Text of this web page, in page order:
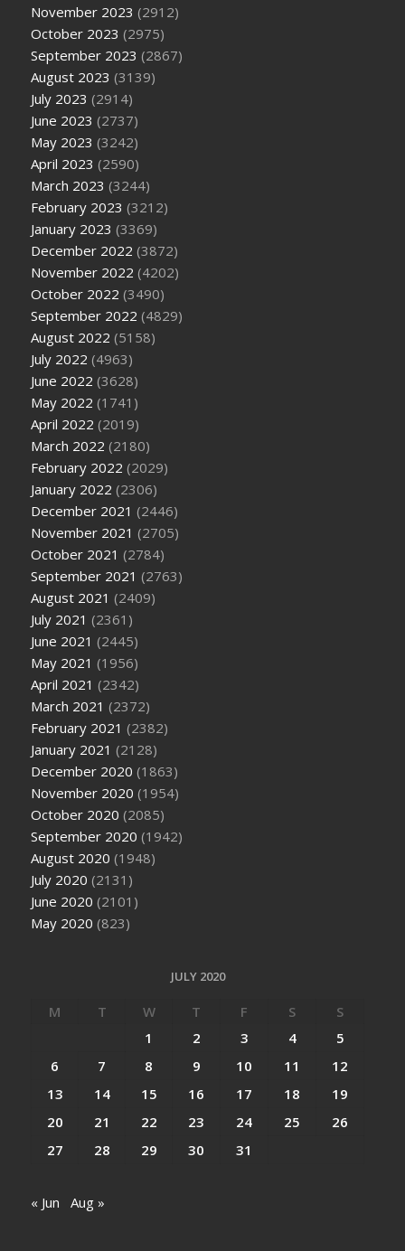
November 2023 (2912)
October 2023 (2975)
September 2023 (2867)
August 2023 (3139)
July 2023 (2914)
June 2023 (2737)
May 2023 (3242)
April 2023 (2590)
March 2023 (3244)
February 2023 (3212)
January 2023 (3369)
December 2022 (3872)
November 2022 (4202)
October 2022 (3490)
September 2022 (4829)
August 2022 (5158)
July 2022 (4963)
June 2022 (3628)
May 2022 (1741)
April 2022 (2019)
March 2022 (2180)
February 2022 (2029)
January 2022 (2306)
December 2021 (2446)
November 2021 (2705)
October 2021 (2784)
September 2021 (2763)
August 2021 (2409)
July 2021 (2361)
June 2021 (2445)
May 2021 (1956)
April 2021 (2342)
March 2021 (2372)
February 2021 (2382)
January 2021 (2128)
December 2020 (1863)
November 2020 (1954)
October 2020 (2085)
September 2020 (1942)
August 2020 (1948)
July 2020 (2131)
June 2020 (2101)
May 2020 (823)
JULY 2020
M T W T F S
S
1
2 3 4
5
6
7 8 9 10 11
12
13
14 15 16 17 18
19
20
21 22 23 24 25
26
27
28 29 30 31
« Jun Aug »